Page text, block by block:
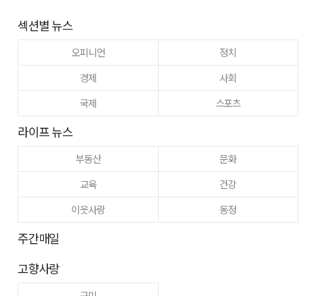
섹션별 뉴스
오피니언
정치
경제
사회
국제
스포츠
라이프 뉴스
부동산
문화
교육
건강
이웃사랑
동정
주간매일
고향사랑